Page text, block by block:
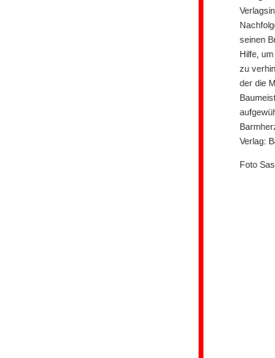
seinen
Hilfe,
zu
der die
Verlag:
Foto